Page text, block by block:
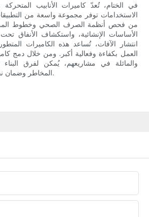
في الختام، تُعدّ كاميرات الأنابيب المتحركة
الاستخدامات توفر مجموعة واسعة من
من فحص أنظمة الصرف الصحي وخطوط
الأساسات الإنشائية، واستكشاف الأنفاق
انتشار الآفات، تُساعد هذه الكاميرات
العمل بكفاءة وفعالية أكبر. ومن خلال دمج
والمائلة في مشاريعهم، يُمكن لفرق البناء
المخاطر وضمان نجاح مشاريعهم الإنشائية.